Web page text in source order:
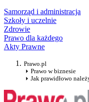
Samorząd i administracja
Szkoły i uczelnie
Zdrowie
Prawo dla każdego
Akty Prawne
Prawo.pl
Prawo w biznesie
Jak prawidłowo